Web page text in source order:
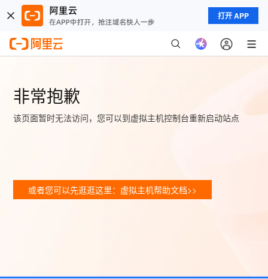
打开 APP
非常抱歉
该页面暂时无法访问，您可以到虚拟主机控制台重新启动站点
或者您可以先逛逛这里：虚拟主机帮助文档>>